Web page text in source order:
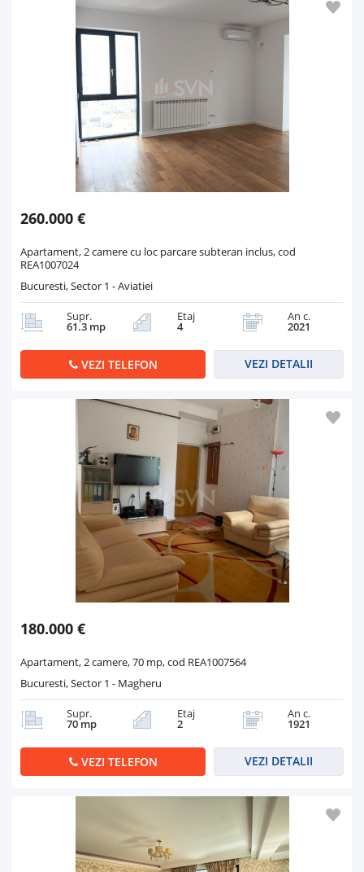
260.000 €
Apartament, 2 camere cu loc parcare subteran inclus, cod
REA1007024
Bucuresti, Sector 1 - Aviatiei
Supr.
61.3 mp
Etaj
4
An c.
2021
VEZI TELEFON VEZI DETALII
180.000 €
Apartament, 2 camere, 70 mp, cod REA1007564
Bucuresti, Sector 1 - Magheru
Supr.
70 mp
Etaj
2
An c.
1921
VEZI TELEFON VEZI DETALII